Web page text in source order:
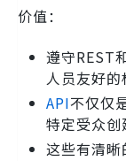
价值：
遵守REST
人员友好的
API不仅仅
特定受众创
这些有清晰